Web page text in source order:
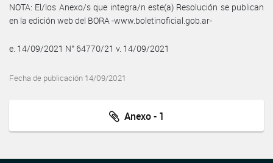
NOTA: El/los Anexo/s que integra/n este(a) Resolución se publican
en la edición web del BORA -www.boletinoficial.gob.ar-
e. 14/09/2021 N° 64770/21 v. 14/09/2021
Fecha de publicación 14/09/2021
Anexo - 1